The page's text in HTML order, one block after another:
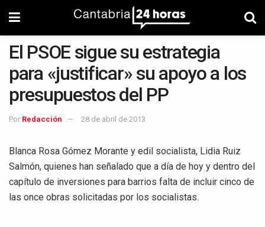
El PSOE sigue su estrategia
para «justificar» su apoyo a los
presupuestos del PP
Por Redacción 28 de abril de 2013
Blanca Rosa Gómez Morante y edil socialista, Lidia Ruiz
Salmón, quienes han señalado que a día de hoy y dentro del
capítulo de inversiones para barrios falta de incluir cinco de
las once obras solicitadas por los socialistas.